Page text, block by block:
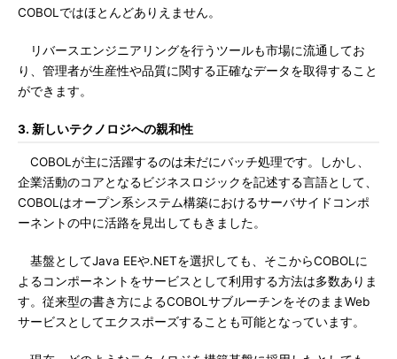
COBOLではほとんどありえません。
リバースエンジニアリングを行うツールも市場に流通してお
り、管理者が生産性や品質に関する正確なデータを取得すること
ができます。
3. 新しいテクノロジへの親和性
COBOLが主に活躍するのは未だにバッチ処理です。しかし、
企業活動のコアとなるビジネスロジックを記述する言語として、
COBOLはオープン系システム構築におけるサーバサイドコンポ
ーネントの中に活路を見出してもきました。
基盤としてJava EEや.NETを選択しても、そこからCOBOLに
よるコンポーネントをサービスとして利用する方法は多数ありま
す。従来型の書き方によるCOBOLサブルーチンをそのままWeb
サービスとしてエクスポーズすることも可能となっています。